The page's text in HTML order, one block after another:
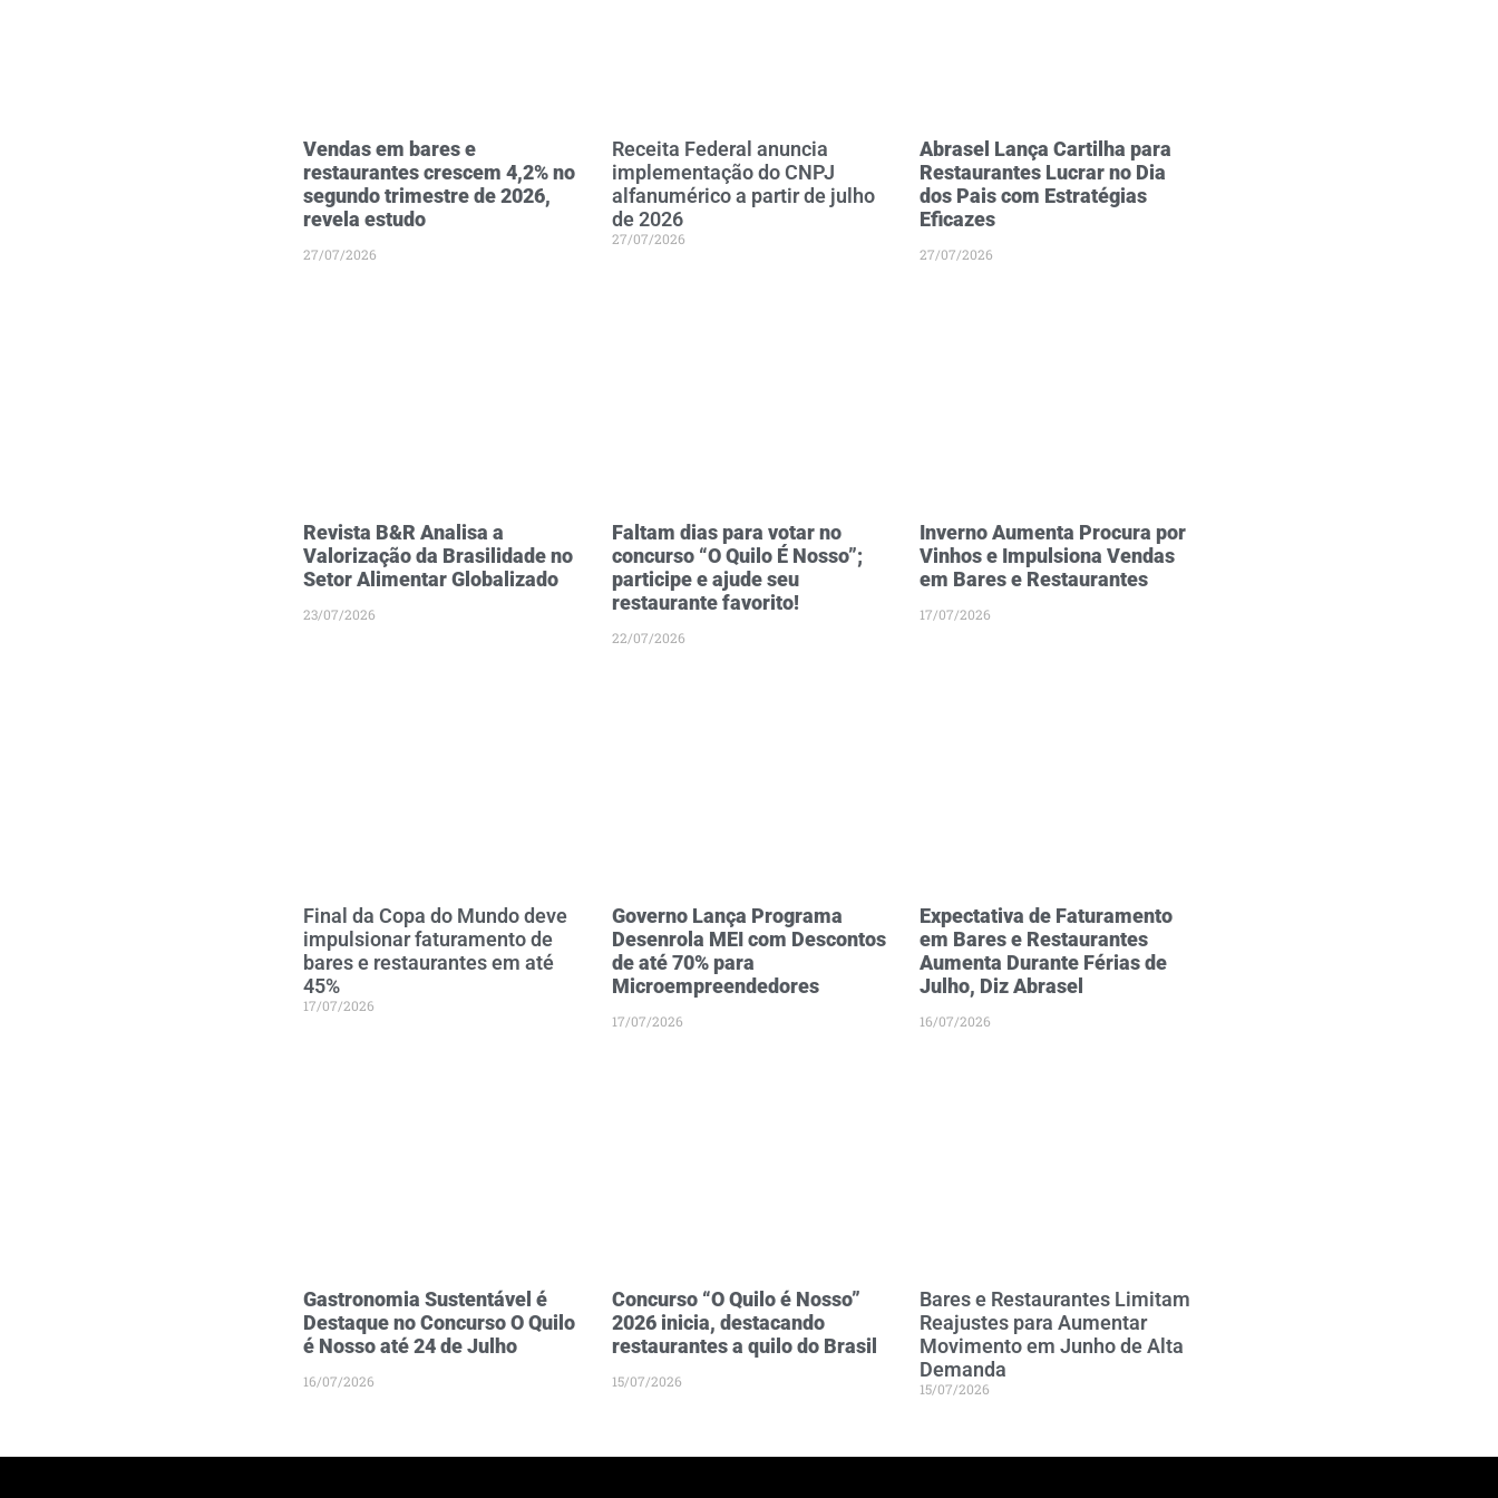
Vendas em bares e
restaurantes crescem 4,2% no
segundo trimestre de 2026,
revela estudo
27/07/2026
Receita Federal anuncia
implementação do CNPJ
alfanumérico a partir de julho
de 2026
27/07/2026
Abrasel Lança Cartilha para
Restaurantes Lucrar no Dia
dos Pais com Estratégias
Eficazes
27/07/2026
Revista B&R Analisa a
Valorização da Brasilidade no
Setor Alimentar Globalizado
23/07/2026
Faltam dias para votar no
concurso “O Quilo É Nosso”;
participe e ajude seu
restaurante favorito!
22/07/2026
Inverno Aumenta Procura por
Vinhos e Impulsiona Vendas
em Bares e Restaurantes
17/07/2026
Final da Copa do Mundo deve
impulsionar faturamento de
bares e restaurantes em até
45%
17/07/2026
Governo Lança Programa
Desenrola MEI com Descontos
de até 70% para
Microempreendedores
17/07/2026
Expectativa de Faturamento
em Bares e Restaurantes
Aumenta Durante Férias de
Julho, Diz Abrasel
16/07/2026
Gastronomia Sustentável é
Destaque no Concurso O Quilo
é Nosso até 24 de Julho
16/07/2026
Concurso “O Quilo é Nosso”
2026 inicia, destacando
restaurantes a quilo do Brasil
15/07/2026
Bares e Restaurantes Limitam
Reajustes para Aumentar
Movimento em Junho de Alta
Demanda
15/07/2026